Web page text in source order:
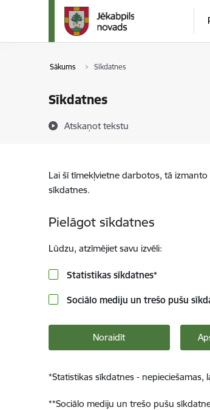
Pāriet uz lapas saturu
Sākums Sīkdatnes
Sīkdatnes
Atskaņot tekstu
Lai šī tīmekļvietne darbotos, tā
sīkdatnes.
Pielāgot sīkdatnes
Lūdzu, atzīmējiet savu izvēli:
Statistikas sīkdatnes*
Sociālo mediju un trešo pušu
Noraidīt
*Statistikas sīkdatnes -
**Sociālo mediju un trešo pušu